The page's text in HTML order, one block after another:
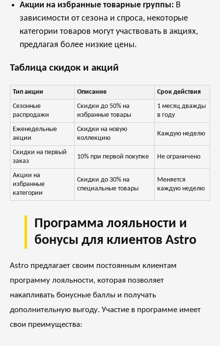
Акции на избранные товарные группы: В
зависимости от сезона и спроса, некоторые
категории товаров могут участвовать в акциях,
предлагая более низкие цены.
Таблица скидок и акций
Тип акции Описание
Срок действия
Сезонные
распродажи
Скидки до 50% на
избранные товары
1 месяц дважды
в году
Еженедельные
акции
Скидки на новую
коллекцию
Каждую неделю
Скидки на первый
заказ
10% при первой покупке Не ограничено
Акции на
избранные
категории
Скидки до 30% на
специальные товары
Меняется
каждую неделю
Программа лояльности и
бонусы для клиентов Astro
Astro предлагает своим постоянным клиентам
программу лояльности, которая позволяет
накапливать бонусные баллы и получать
дополнительную выгоду. Участие в программе имеет
свои преимущества: